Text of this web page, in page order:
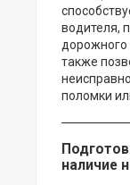
водителя,
дорожного
также
поломки
наличие